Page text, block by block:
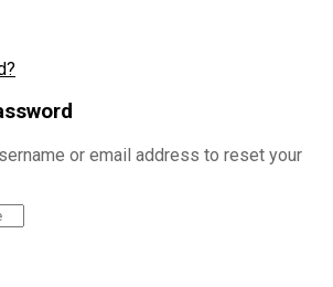
or email address to reset your